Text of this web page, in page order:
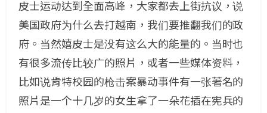
皮士运动达到全面高峰，大家都去上街抗议，说
美国政府为什么去打越南，我们要推翻我们的政
府。当然嬉皮士是没有这么大的能量的。当时也
有很多流传比较广的照片，或者一些媒体资料，
比如说肯特校园的枪击案暴动事件有一张著名的
照片是一个十几岁的女生拿了一朵花插在宪兵的